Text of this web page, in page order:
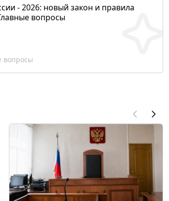
- 2026: новый закон и правила
вопросы
вопросы